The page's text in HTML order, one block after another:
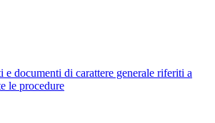
e documenti di carattere generale riferiti a
le procedure